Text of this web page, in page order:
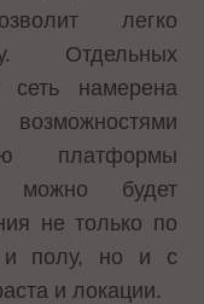
легко
Отдельных
сеть намерена
можно будет
не только по
и полу, но и с
и локации.